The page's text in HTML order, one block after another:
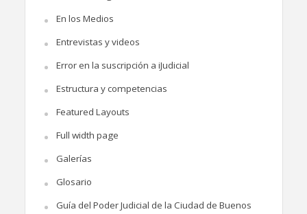
En los Medios
Entrevistas y videos
Error en la suscripción a iJudicial
Estructura y competencias
Featured Layouts
Full width page
Galerías
Glosario
Guía del Poder Judicial de la Ciudad de Buenos